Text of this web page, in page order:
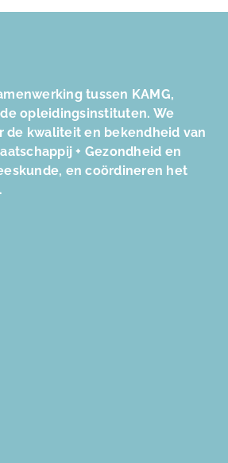
tussen KAMG,
de opleidingsinstituten. We
de kwaliteit en bekendheid van
+ Gezondheid en
en coördineren het